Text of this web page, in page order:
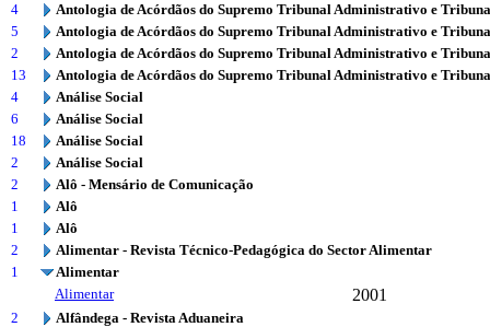
4
Antologia de Acórdãos do Supremo Tribunal Administrativo e
5
Antologia de Acórdãos do Supremo Tribunal Administrativo e
2
Antologia de Acórdãos do Supremo Tribunal Administrativo e
13
Antologia de Acórdãos do Supremo Tribunal Administrativo e
4
Análise Social
6
Análise Social
18
Análise Social
2
Análise Social
2
Alô - Mensário de Comunicação
1
Alô
1
Alô
2
Alimentar - Revista Técnico-Pedagógica do Sector Alimentar
1
Alimentar
Alimentar
2001
2
Alfândega - Revista Aduaneira